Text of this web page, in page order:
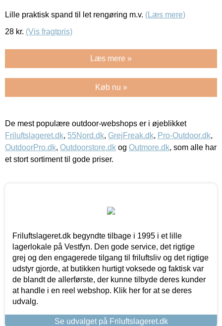
Lille praktisk spand til let rengøring m.v. (Læs mere)
28 kr. (Vis fragtpris)
Læs mere »
Køb nu »
De mest populære outdoor-webshops er i øjeblikket
Friluftslageret.dk, 55Nord.dk, GrejFreak.dk, Pro-Outdoor.dk,
OutdoorPro.dk, Outdoorstore.dk og Outmore.dk, som alle har
et stort sortiment til gode priser.
Friluftslageret.dk begyndte tilbage i 1995 i et lille
lagerlokale på Vestfyn. Den gode service, det rigtige
grej og den engagerede tilgang til friluftsliv og det rigtige
udstyr gjorde, at butikken hurtigt voksede og faktisk var
de blandt de allerførste, der kunne tilbyde deres kunder
at handle i en reel webshop. Klik her for at se deres
udvalg.
Se udvalget på Friluftslageret.dk